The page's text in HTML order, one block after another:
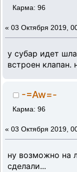
Карма: 96
« 03 Октября 2019,
у субар идет
встроен клапан.
-=Aw=-
Карма: 96
« 03 Октября 2019,
ну возможно на
сделали...